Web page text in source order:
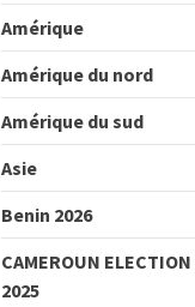
Amérique
Amérique du nord
Amérique du sud
Asie
Benin 2026
CAMEROUN
2025